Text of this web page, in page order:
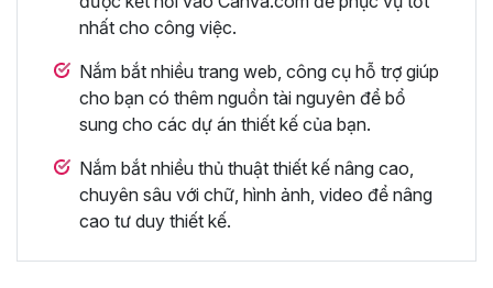
nhất cho công việc.
Nắm bắt nhiều trang web, công cụ hỗ trợ giúp
cho bạn có thêm nguồn tài nguyên để bổ
sung cho các dự án thiết kế của bạn.
Nắm bắt nhiều thủ thuật thiết kế nâng cao,
chuyên sâu với chữ, hình ảnh, video để nâng
cao tư duy thiết kế.